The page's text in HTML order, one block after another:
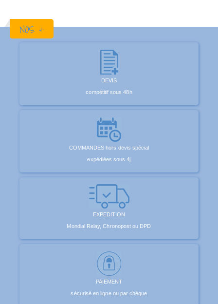
NOS +
DEVIS
compétitif sous 48h
COMMANDES hors devis spécial
expédiées sous 4j
EXPEDITION
Mondial Relay, Chronopost ou DPD
PAIEMENT
sécurisé en ligne ou par chèque